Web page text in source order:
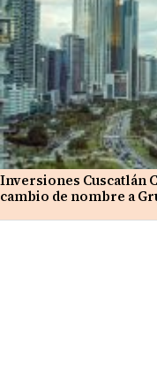
Inversiones Cuscatlán
cambio de nombre a